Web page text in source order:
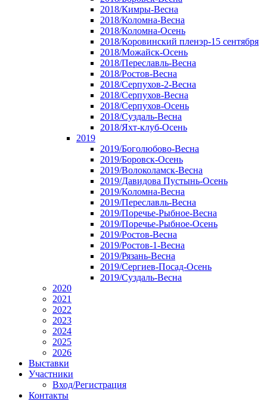
2018/Кимры-Весна
2018/Коломна-Весна
2018/Коломна-Осень
2018/Коровинский пленэр-15 сентября
2018/Можайск-Осень
2018/Переславль-Весна
2018/Ростов-Весна
2018/Серпухов-2-Весна
2018/Серпухов-Весна
2018/Серпухов-Осень
2018/Суздаль-Весна
2018/Яхт-клуб-Осень
2019
2019/Боголюбово-Весна
2019/Боровск-Осень
2019/Волоколамск-Весна
2019/Давидова Пустынь-Осень
2019/Коломна-Весна
2019/Переславль-Весна
2019/Поречье-Рыбное-Весна
2019/Поречье-Рыбное-Осень
2019/Ростов-Весна
2019/Ростов-1-Весна
2019/Рязань-Весна
2019/Сергиев-Посад-Осень
2019/Суздаль-Весна
2020
2021
2022
2023
2024
2025
2026
Выставки
Участники
Вход/Регистрация
Контакты